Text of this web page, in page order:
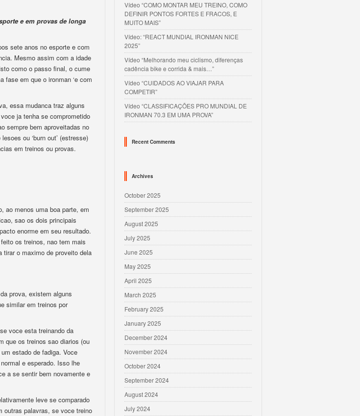
e em provas de longa
sete anos no esporte e com
Mesmo assim com a idade
como o passo final, o cume
fase em que o ironman ‘e com
essa mudanca traz alguns
ja tenha se comprometido
sempre bem aproveitadas no
ou ‘burn out’ (estresse)
em treinos ou provas.
ao menos uma boa parte, em
sao os dois principais
enorme em seu resultado.
os treinos, nao tem mais
tirar o maximo de proveito dela
prova, existem alguns
similar em treinos por
voce esta treinando da
que os treinos sao diarios (ou
estado de fadiga. Voce
e esperado. Isso lhe
a se sentir bem novamente e
leve se comparado
outras palavras, se voce treino
Vídeo “COMO MONTAR MEU TREINO, COMO
DEFINIR PONTOS FORTES E FRACOS, E
MUITO MAIS”
Vídeo: “REACT MUNDIAL IRONMAN NICE
2025”
Vídeo “Melhorando meu ciclismo, diferenças
cadência bike e corrida & mais…”
Vídeo “CUIDADOS AO VIAJAR PARA
COMPETIR”
Vídeo “CLASSIFICAÇÕES PRO MUNDIAL DE
IRONMAN 70.3 EM UMA PROVA”
Recent Comments
Archives
October 2025
September 2025
August 2025
July 2025
June 2025
May 2025
April 2025
March 2025
February 2025
January 2025
December 2024
November 2024
October 2024
September 2024
August 2024
July 2024